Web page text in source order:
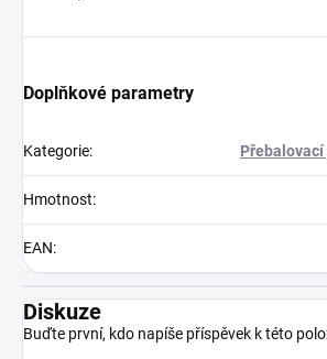
Doplňkové parametry
Kategorie: Přebalovací
Hmotnost:
EAN:
Diskuze
Buďte první, kdo napíše příspěvek k této